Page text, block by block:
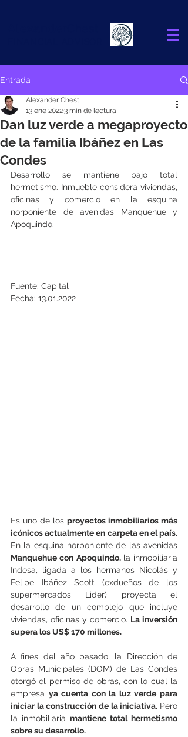
Entrada
Dan luz verde a megaproyecto
de la familia Ibáñez en Las
Condes
Alexander Chest
13 ene 20223 min de lectura
Desarrollo se mantiene bajo total
hermetismo. Inmueble considera viviendas,
oficinas y comercio en la esquina
norponiente de avenidas Manquehue y
Apoquindo.
Fuente: Capital
Fecha: 13.01.2022
Es uno de los proyectos inmobiliarios más
icónicos actualmente en carpeta en el país.
Manquehue con Apoquindo, la inmobiliaria
Indesa, ligada a los hermanos Nicolás y
Felipe Ibáñez Scott (exdueños de los
supermercados Lider) proyecta el
desarrollo de un complejo que incluye
viviendas, oficinas y comercio. La inversión
supera los US$ 170 millones.
A fines del año pasado, la Dirección de
Obras Municipales (DOM) de Las Condes
otorgó el permiso de obras, con lo cual la
empresa ya cuenta con la luz verde para
iniciar la construcción de la iniciativa. Pero
la inmobiliaria mantiene total hermetismo
sobre su desarrollo.